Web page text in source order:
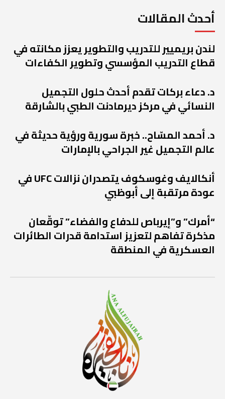
أحدث المقالات
لندن بريميير للتدريب والتطوير يعزز مكانته في
قطاع التدريب المؤسسي وتطوير الكفاءات
د. دعاء بركات تقدم أحدث حلول التجميل
النسائي في مركز ديرمادنت الطبي بالشارقة
د. أحمد المسّاح.. خبرة سورية ورؤية حديثة في
عالم التجميل غير الجراحي بالإمارات
أنكالايف وغوسكوف يتصدران نزالات UFC في
عودة مرتقبة إلى أبوظبي
“أمرك” و”إيرباص للدفاع والفضاء” توقّعان
مذكرة تفاهم لتعزيز استدامة قدرات الطائرات
العسكرية في المنطقة